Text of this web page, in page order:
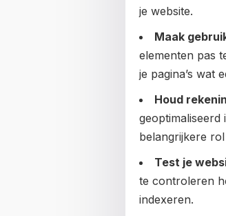
je website.
Maak
elementen pas
je pagina’s wat
Houd
belangrijkere
Test je
te controleren
indexeren.